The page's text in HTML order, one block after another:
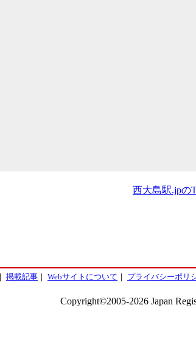
西大島駅.jpの
｜ 掲載記事 ｜ Webサイトについて ｜ プライバシーポリ
Copyright©2005-2026 Japan